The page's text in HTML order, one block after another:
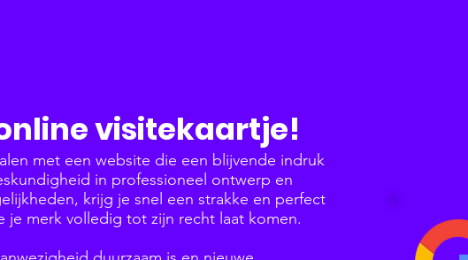
visitekaartje!
met een website die een blijvende indruk
in professioneel ontwerp en
krijg je snel een strakke en perfect
je merk volledig tot zijn recht laat komen.